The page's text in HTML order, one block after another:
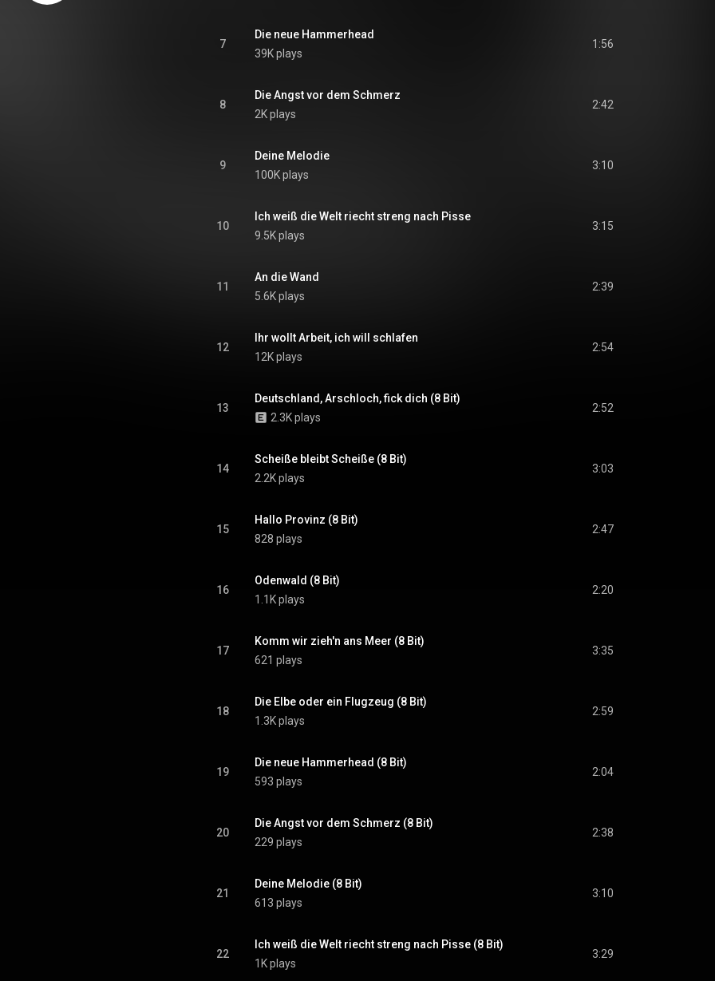
7
Die neue Hammerhead
39K plays
1:56
8
Die Angst vor dem Schmerz
2K plays
2:42
9
Deine Melodie
100K plays
3:10
10
Ich weiß die Welt riecht streng nach Pisse
9.5K plays
3:15
11
An die Wand
5.6K plays
2:39
12
Ihr wollt Arbeit, ich will schlafen
12K plays
2:54
13
Deutschland, Arschloch, fick dich (8 Bit)
2.3K plays
2:52
14
Scheiße bleibt Scheiße (8 Bit)
2.2K plays
3:03
15
Hallo Provinz (8 Bit)
828 plays
2:47
16
Odenwald (8 Bit)
1.1K plays
2:20
17
Komm wir zieh'n ans Meer (8 Bit)
621 plays
3:35
18
Die Elbe oder ein Flugzeug (8 Bit)
1.3K plays
2:59
19
Die neue Hammerhead (8 Bit)
593 plays
2:04
20
Die Angst vor dem Schmerz (8 Bit)
229 plays
2:38
21
Deine Melodie (8 Bit)
613 plays
3:10
22
Ich weiß die Welt riecht streng nach Pisse (8 Bit)
1K plays
3:29